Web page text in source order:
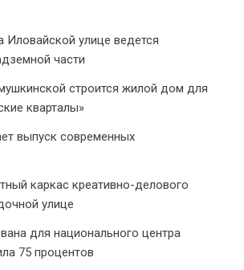
Иловайской улице ведется
части
строится жилой дом для
кварталы»
выпуск современных
каркас креативно-делового
улице
для национального центра
75 процентов